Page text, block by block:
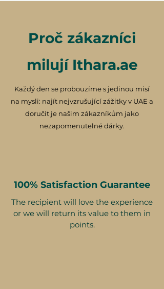
Proč zákazníci
milují Ithara.ae
Každý den se probouzíme s jedinou misí
na mysli: najít nejvzrušující zážitky v UAE a
doručit je našim zákazníkům jako
nezapomenutelné dárky.
100% Satisfaction Guarantee
The recipient will love the experience
or we will return its value to them in
points.